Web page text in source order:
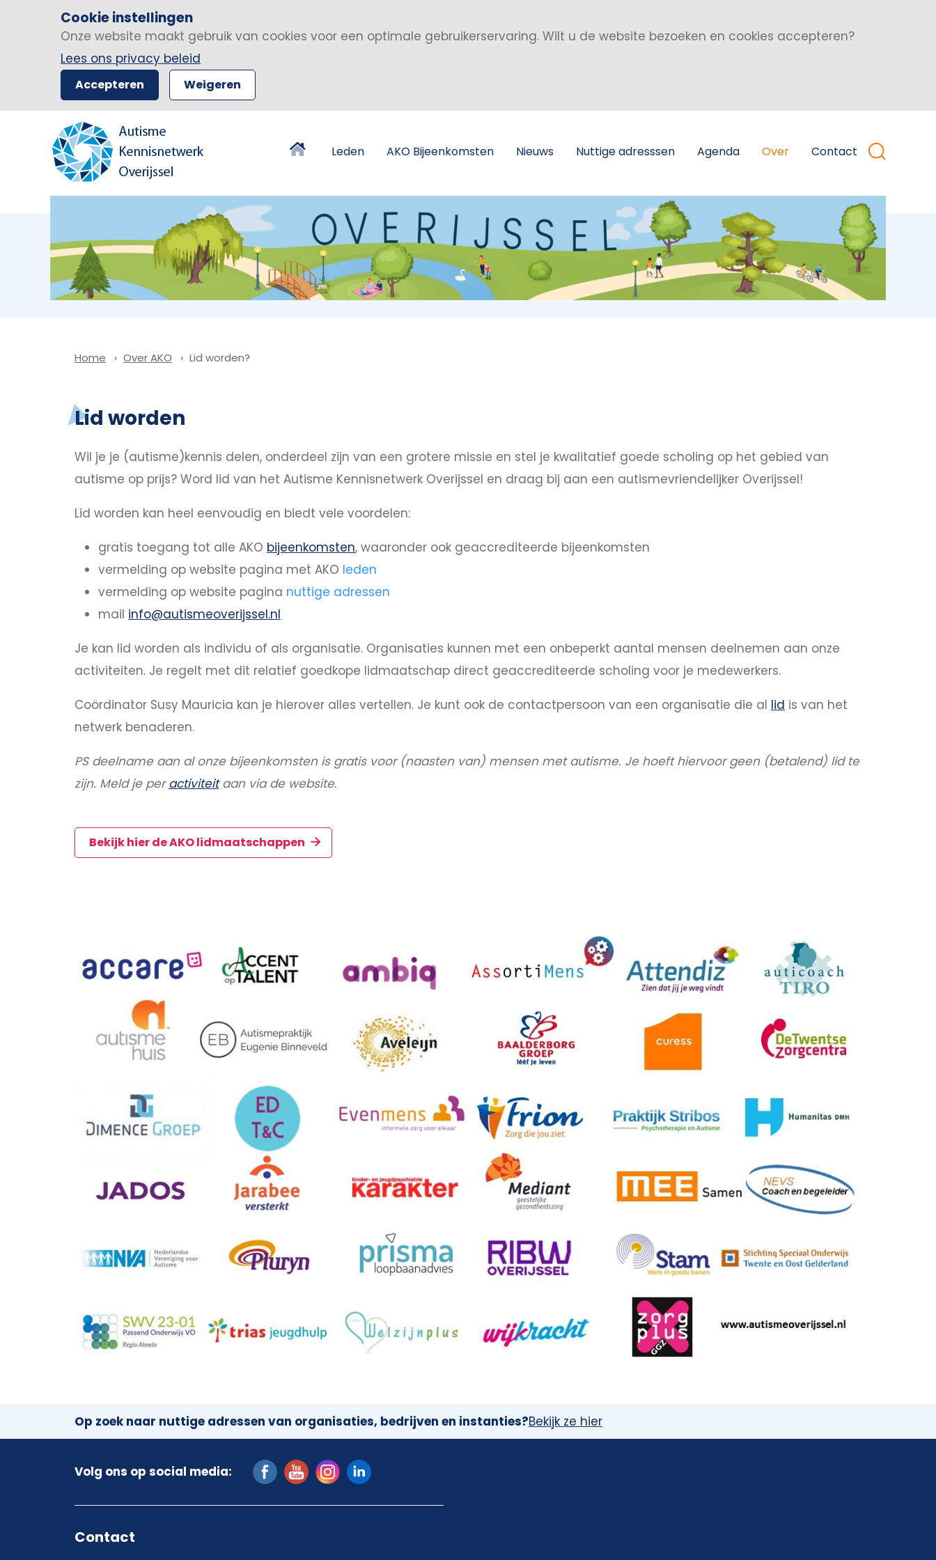
Cookie instellingen
Onze website maakt gebruik van cookies voor een optimale gebruikerservaring. Wilt u de website bezoeken en cookies accepteren?
Lees ons privacy beleid
Accepteren Weigeren
Leden AKO Bijeenkomsten Nieuws Nuttige adresssen Agenda Over Contact
Home Over AKO Lid worden?
Lid worden
Wil je je (autisme)kennis delen, onderdeel zijn van een grotere missie en stel je kwalitatief goede scholing op het gebied van
autisme op prijs? Word lid van het Autisme Kennisnetwerk Overijssel en draag bij aan een autismevriendelijker Overijssel!
Lid worden kan heel eenvoudig en biedt vele voordelen:
gratis toegang tot alle AKO bijeenkomsten, waaronder ook geaccrediteerde bijeenkomsten
vermelding op website pagina met AKO leden
vermelding op website pagina nuttige adressen
mail info@autismeoverijssel.nl
Je kan lid worden als individu of als organisatie. Organisaties kunnen met een onbeperkt aantal mensen deelnemen aan onze
activiteiten. Je regelt met dit relatief goedkope lidmaatschap direct geaccrediteerde scholing voor je medewerkers.
Coördinator Susy Mauricia kan je hierover alles vertellen. Je kunt ook de contactpersoon van een organisatie die al lid is van het
netwerk benaderen.
PS deelname aan al onze bijeenkomsten is gratis voor (naasten van) mensen met autisme. Je hoeft hiervoor geen (betalend) lid te
zijn. Meld je peractiviteitaan via de website.
Bekijk hier de AKO lidmaatschappen
Op zoek naar nuttige adressen van organisaties, bedrijven en instanties?Bekijk ze hier
Volg ons op social media:
Contact